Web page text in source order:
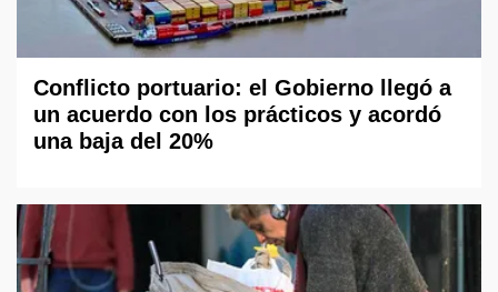
Conflicto portuario: el Gobierno llegó a
un acuerdo con los prácticos y acordó
una baja del 20%